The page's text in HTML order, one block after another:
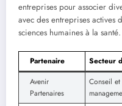
entreprises pour associer
avec des entreprises actives
sciences humaines à la santé.
Partenaire Secteur
Avenir
Partenaires
Conseil et